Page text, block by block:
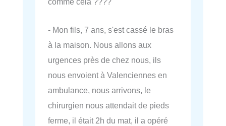
- Mon fils, 7 ans, s'est cassé le bras
à la maison. Nous allons aux
urgences près de chez nous, ils
nous envoient à Valenciennes en
ambulance, nous arrivons, le
chirurgien nous attendait de pieds
ferme, il était 2h du mat, il a opéré